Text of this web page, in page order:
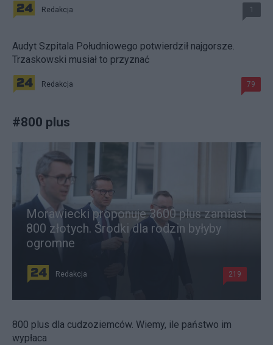
Redakcja 1
Audyt Szpitala Południowego potwierdził najgorsze.
Trzaskowski musiał to przyznać
Redakcja 79
#800 plus
Morawiecki proponuje 3600 plus zamiast
800 złotych. Środki dla rodzin byłyby
ogromne
Redakcja 219
800 plus dla cudzoziemców. Wiemy, ile państwo im
wypłaca